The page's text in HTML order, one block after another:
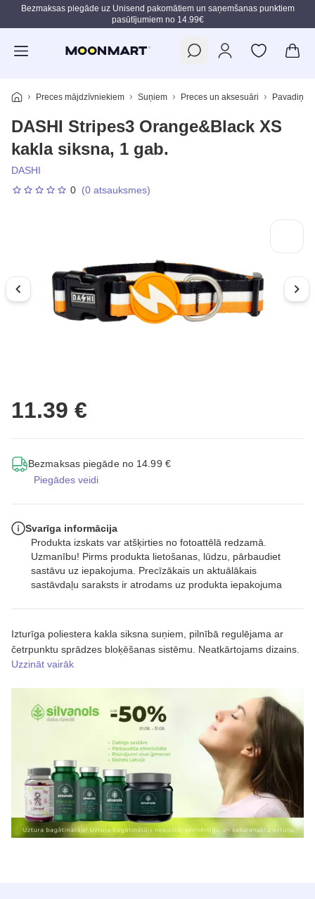
Pāriet uz galveno saturu
Bezmaksas piegāde uz Unisend pakomātiem un saņemšanas punktiem
pasūtījumiem no 14.99€
Preces mājdzīvniekiem Suņiem Preces un aksesuāri
DASHI Stripes3 Orange&Black XS
kakla siksna, 1 gab.
DASHI
0 (0 atsauksmes)
11.39 €
Bezmaksas piegāde no 14.99 €
Piegādes veidi
Izturīga poliestera kakla siksna suņiem, pilnībā regulējama ar
četrpunktu sprādzes bloķēšanas sistēmu. Neatkārtojams dizains.
Uzzināt vairāk
Svarīga informācija
Produkta izskats var atšķirties no fotoattēlā redzamā.
Uzmanību! Pirms produkta lietošanas, lūdzu, pārbaudiet
sastāvu uz iepakojuma. Precīzākais un aktuālākais
sastāvdaļu saraksts ir atrodams uz produkta iepakojuma